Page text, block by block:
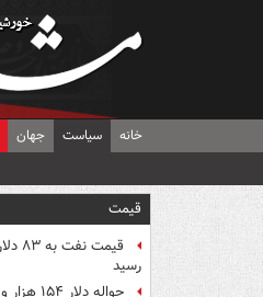
خانه سیاست جهان
قیمت
رسید
حواله دلار ۱۵۴ هزار و ۴۵۱ تومان شد